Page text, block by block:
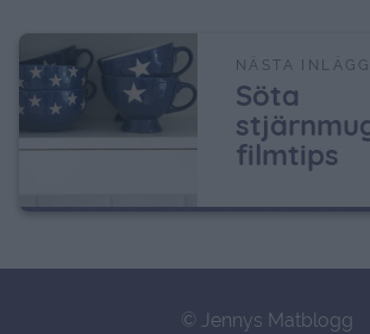
NÄSTA INLÄGG
Söta
filmtips
© Jennys Matblogg